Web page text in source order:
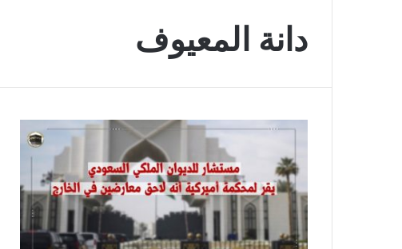
دانة المعيوف